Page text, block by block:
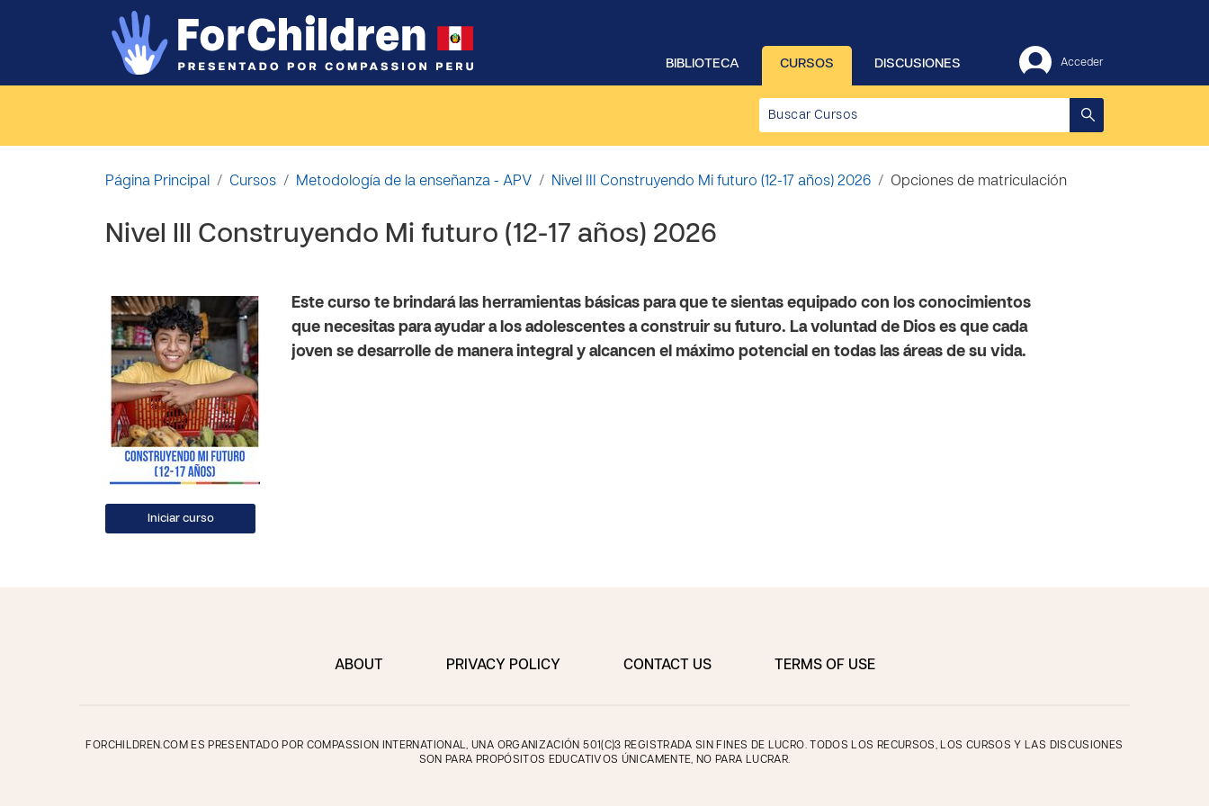
Salta al contenido principal
BIBLIOTECA CURSOS DISCUSIONES Acceder
Página Principal Cursos Metodología de la enseñanza - APV Nivel III Construyendo Mi futuro (12-17 años) 2026 Opciones de matriculación
Nivel III Construyendo Mi futuro (12-17 años) 2026
Este curso te brindará las herramientas básicas para que te sientas equipado con los conocimientos
que necesitas para ayudar a los adolescentes a construir su futuro. La voluntad de Dios es que cada
joven se desarrolle de manera integral y alcancen el máximo potencial en todas las áreas de su vida.
ABOUT PRIVACY POLICY CONTACT US TERMS OF USE
FORCHILDREN.COM ES PRESENTADO POR COMPASSION INTERNATIONAL, UNA ORGANIZACIÓN 501(C)3 REGISTRADA SIN FINES DE LUCRO. TODOS LOS RECURSOS, LOS CURSOS Y LAS DISCUSIONES
SON PARA PROPÓSITOS EDUCATIVOS ÚNICAMENTE, NO PARA LUCRAR.